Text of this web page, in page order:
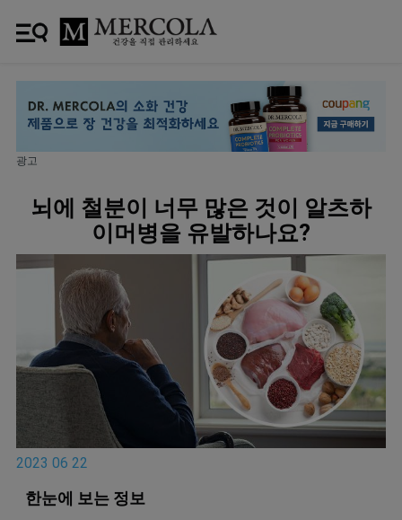
광고
뇌에 철분이 너무 많은 것이 알츠하
이머병을 유발하나요?
2023 06 22
한눈에 보는 정보